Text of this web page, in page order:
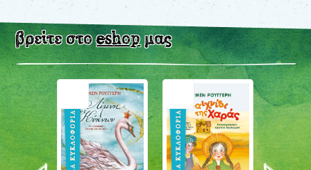
βρείτε στοeshopμας